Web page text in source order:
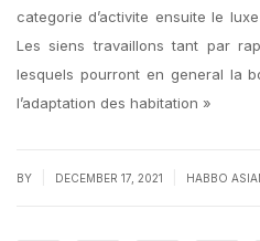
categorie d’activite ensuite le
Les siens travaillons tant par
lesquels pourront en general la
l’adaptation des habitation »
BY DECEMBER 17, 2021 HABBO